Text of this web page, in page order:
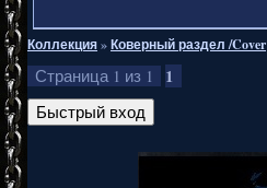
Коллекция»Коверный раздел /Cover
Страница 1 из 1 1